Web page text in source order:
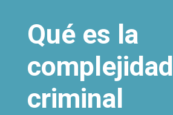
Qué es la
complejidad
criminal